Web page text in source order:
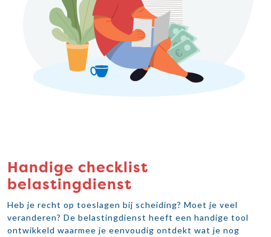
Handige checklist
belastingdienst
Heb je recht op toeslagen bij scheiding? Moet je veel
veranderen? De belastingdienst heeft een handige tool
ontwikkeld waarmee je eenvoudig ontdekt wat je nog